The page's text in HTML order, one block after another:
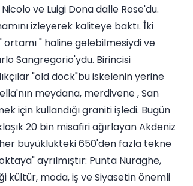
ve Luigi Dona dalle Rose'du.
izleyerek kaliteye baktı. İki
" haline gelebilmesiydi ve
Sangregorio'ydu. Birincisi
"old dock"bu iskelenin yerine
meydana, merdivene , San
için kullandığı graniti işledi. Bugün
20 bin misafiri ağırlayan Akdeniz
büyüklükteki 650'den fazla tekne
ayrılmıştır: Punta Nuraghe,
kültür, moda, iş ve Siyasetin önemli